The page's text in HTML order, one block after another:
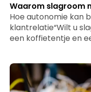
Waarom slagroom
Hoe autonomie kan
klantrelatie“Wilt u
een koffietentje en